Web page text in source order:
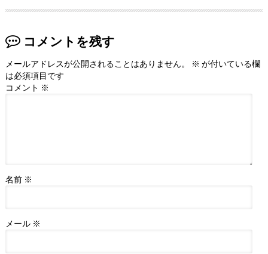
コメントを残す
メールアドレスが公開されることはありません。 ※ が付いている欄
は必須項目です
コメント ※
名前 ※
メール ※